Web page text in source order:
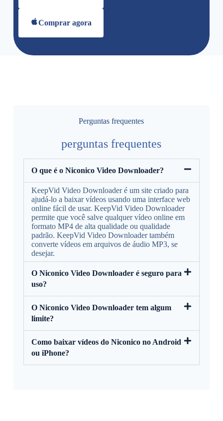
Comprar agora
Perguntas frequentes
perguntas frequentes
O que é o Niconico Video Downloader?
KeepVid Video Downloader é um site criado para
ajudá-lo a baixar vídeos usando uma interface web
online fácil de usar. KeepVid Video Downloader
permite que você salve qualquer vídeo online em
formato MP4 de alta qualidade ou qualidade
padrão. KeepVid Video Downloader também
converte vídeos em arquivos de áudio MP3, se
desejar.
O Niconico Video Downloader é seguro para
uso?
O Niconico Video Downloader tem algum
limite?
Como baixar vídeos do Niconico no Android
ou iPhone?